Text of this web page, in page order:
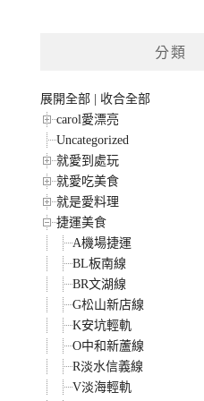
分類
展開全部 | 收合全部
carol愛漂亮
Uncategorized
就愛到處玩
就愛吃美食
就是愛料理
捷運美食
A機場捷運
BL板南線
BR文湖線
G松山新店線
K安坑輕軌
O中和新蘆線
R淡水信義線
V淡海輕軌